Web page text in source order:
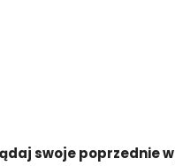
swoje poprzednie